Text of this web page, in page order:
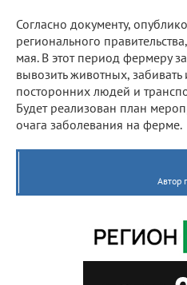
Согласно документу,
регионального
мая. В этот период фермеру
вывозить животных, забивать
посторонних людей и
Будет реализован план
очага заболевания на ферме.
Автор